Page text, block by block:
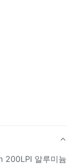
200LPI 알루미늄